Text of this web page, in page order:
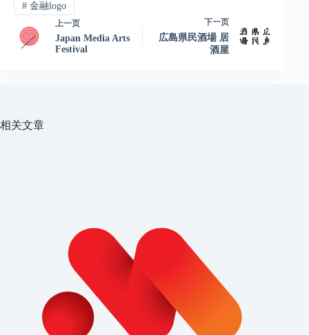
#金融logo
上一页
Japan Media Arts
Festival
下一页
広島県民酒場 居
酒屋
相关文章